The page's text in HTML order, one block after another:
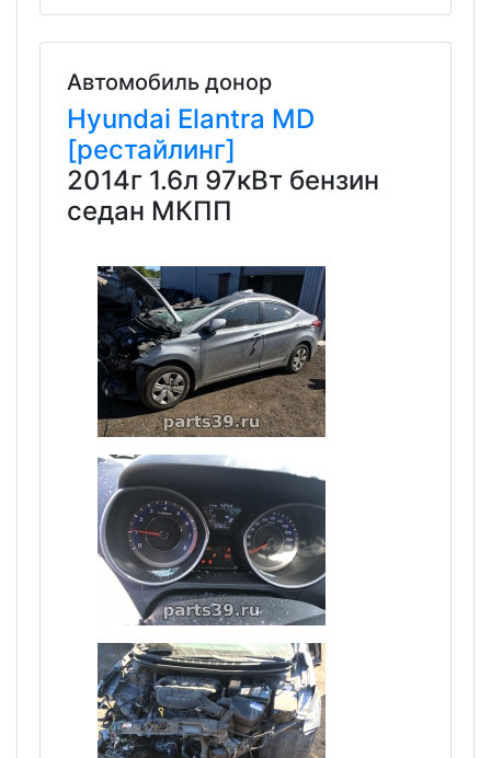
Автомобиль донор
Hyundai Elantra MD
[рестайлинг]
2014г 1.6л 97кВт бензин
седан МКПП